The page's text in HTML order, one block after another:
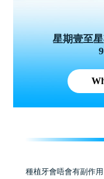
星期壹至
種植牙會唔會有副作用